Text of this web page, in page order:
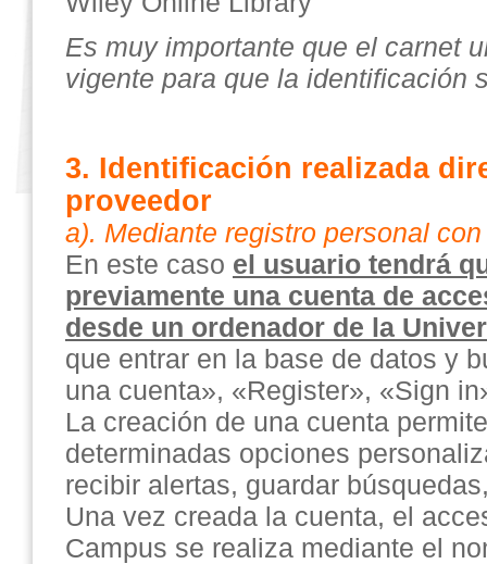
Es muy importante que el carnet
vigente para que la identificación
3. Identificación realizada
proveedor
a). Mediante registro personal
En este caso el usuario tendrá
previamente una cuenta de
desde un ordenador de la
que entrar en la base de datos y
una cuenta», «Register», «Sign
La creación de una cuenta
determinadas opciones
recibir alertas, guardar
Una vez creada la cuenta, el
Campus se realiza mediante el